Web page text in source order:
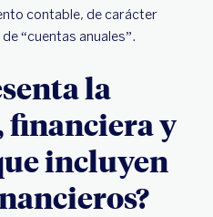
contable, de carácter
“cuentas anuales”.
la
y
incluyen